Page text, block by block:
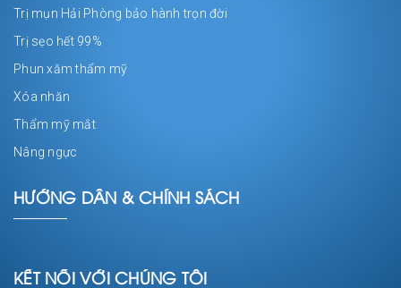
Trị mụn Hải Phòng bảo hành trọn đời
Trị sẹo hết 99%
Phun xăm thẩm mỹ
Xóa nhăn
Thẩm mỹ mắt
Nâng ngực
HƯỚNG DẪN & CHÍNH SÁCH
KẾT NỐI VỚI CHÚNG TÔI